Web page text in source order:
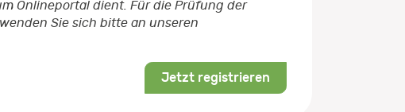
Onlineportal dient. Für die Prüfung der
Sie sich bitte an unseren
Jetzt registrieren